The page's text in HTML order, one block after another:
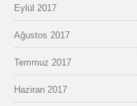
Eylül 2017
Ağustos 2017
Temmuz 2017
Haziran 2017